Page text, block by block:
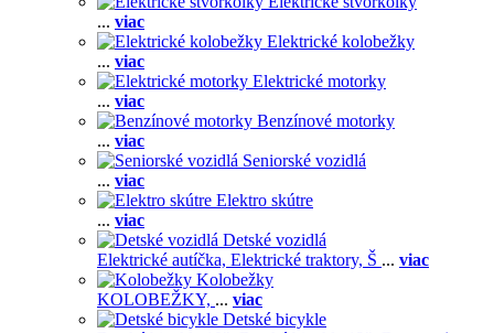
... viac
Elektrické kolobežky
... viac
Elektrické motorky
... viac
Benzínové motorky
... viac
Seniorské vozidlá
... viac
Elektro skútre
... viac
Detské vozidlá
Elektrické autíčka, Elektrické traktory, Š ... viac
Kolobežky
KOLOBEŽKY, ... viac
Detské bicykle